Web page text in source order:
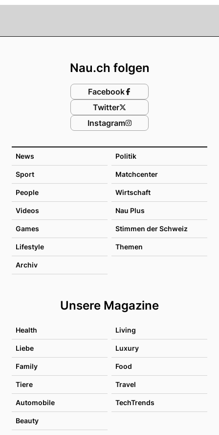
News Politik
Sport Matchcenter
People Wirtschaft
Videos Nau Plus
Games Stimmen der Schweiz
Lifestyle Themen
Archiv
Unsere Magazine
Health Living
Liebe Luxury
Family Food
Tiere Travel
Automobile TechTrends
Beauty
Nau.ch folgen
Facebook
Twitter
Instagram